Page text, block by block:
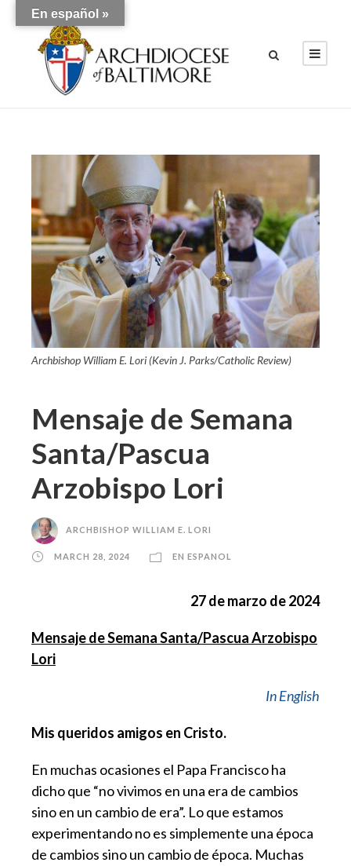
Archbishop William E. Lori (Kevin J. Parks/Catholic Review)
Mensaje de Semana
Santa/Pascua
Arzobispo Lori
ARCHBISHOP WILLIAM E. LORI
MARCH 28, 2024 EN ESPANOL
27 de marzo de 2024
Mensaje de Semana Santa/PascuaArzobispo
Lori
In English
Mis queridos amigos en Cristo.
En muchas ocasiones el Papa Francisco ha
dicho que “no vivimos en una era de cambios
sino en un cambio de era”. Lo que estamos
experimentando no es simplemente una época
de cambios sino un cambio de época. Muchas
En español »